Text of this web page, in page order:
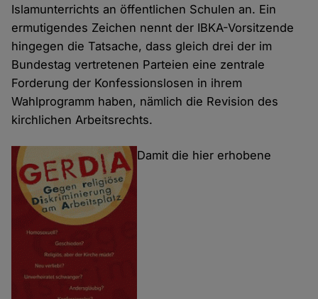
Islamunterrichts an öffentlichen Schulen an. Ein
ermutigendes Zeichen nennt der IBKA-Vorsitzende
hingegen die Tatsache, dass gleich drei der im
Bundestag vertretenen Parteien eine zentrale
Forderung der Konfessionslosen in ihrem
Wahlprogramm haben, nämlich die Revision des
kirchlichen Arbeitsrechts.
Damit die hier erhobene